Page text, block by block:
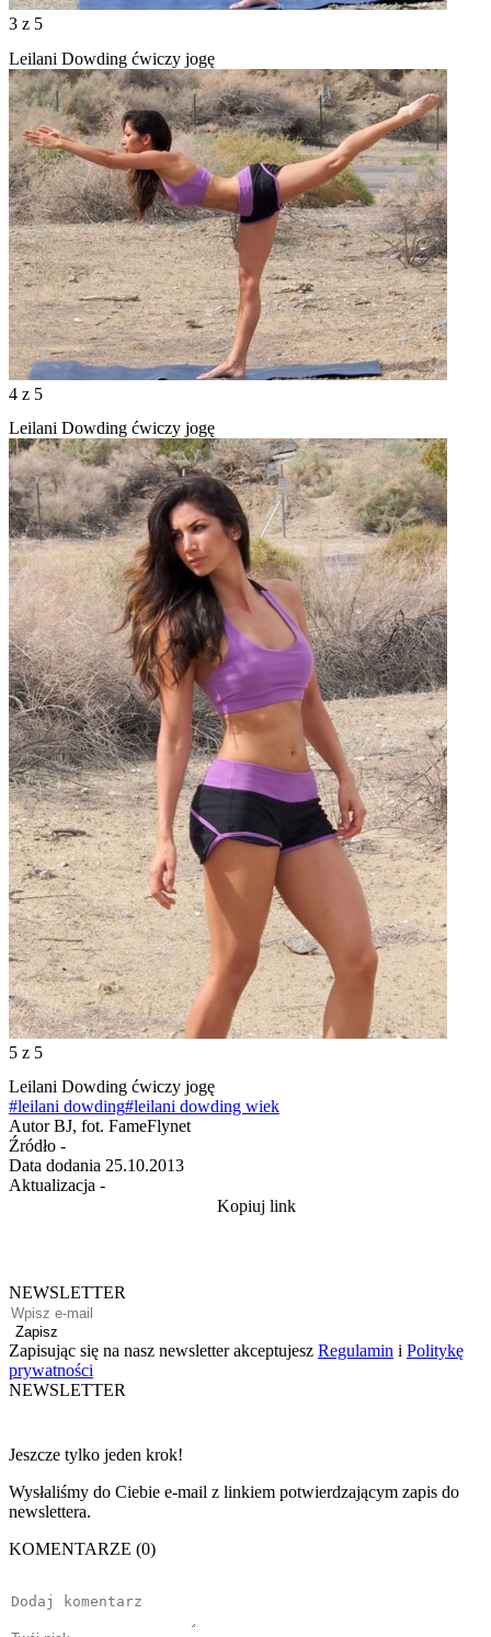
3 z 5
Leilani Dowding ćwiczy jogę
4 z 5
Leilani Dowding ćwiczy jogę
5 z 5
Leilani Dowding ćwiczy jogę
#leilani dowding#leilani dowding wiek
Autor BJ, fot. FameFlynet
Źródło -
Data dodania 25.10.2013
Aktualizacja -
Kopiuj link
NEWSLETTER
Zapisz
Zapisując się na nasz newsletter akceptujesz Regulamin i Politykę
prywatności
NEWSLETTER
Jeszcze tylko jeden krok!
Wysłaliśmy do Ciebie e-mail z linkiem potwierdzającym zapis do
newslettera.
KOMENTARZE (0)